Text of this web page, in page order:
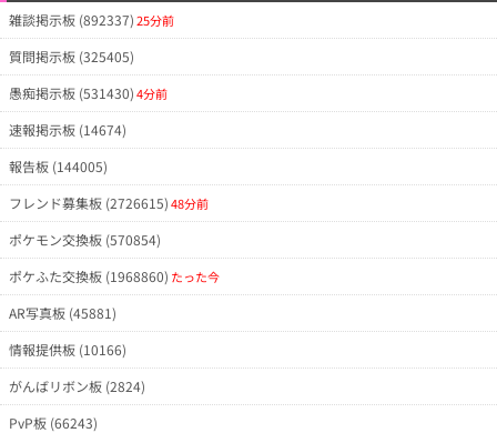
雑談掲示板 (892337)25分前
質問掲示板 (325405)
愚痴掲示板 (531430)4分前
速報掲示板 (14674)
報告板 (144005)
フレンド募集板 (2726615)48分前
ポケモン交換板 (570854)
ポケふた交換板 (1968860) たった今
AR写真板 (45881)
情報提供板 (10166)
がんばリボン板 (2824)
PvP板 (66243)